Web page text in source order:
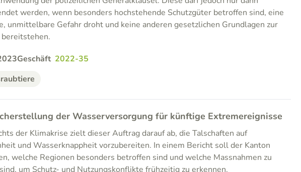
werden, wenn besonders hochstehende Schutzgüter betroffen sind, eine
unmittelbare Gefahr droht und keine anderen gesetzlichen Grundlagen zur
bereitstehen.
Geschäft 2022-35
der Wasserversorgung für künftige Extremereignisse
der Klimakrise zielt dieser Auftrag darauf ab, die Talschaften auf
und Wasserknappheit vorzubereiten. In einem Bericht soll der Kanton
welche Regionen besonders betroffen sind und welche Massnahmen zu
um Schutz- und Nutzungskonflikte frühzeitig zu erkennen.